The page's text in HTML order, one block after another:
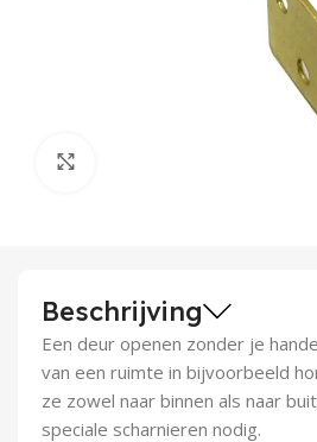
Beschrijving
Een deur openen zonder je
van een ruimte in bijvoorbeeld
ze zowel naar binnen als naar
speciale scharnieren nodig.